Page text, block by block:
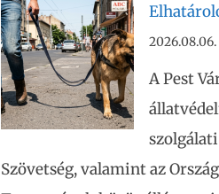
2026.08.06.
A Pest
Szövetség, valamint az